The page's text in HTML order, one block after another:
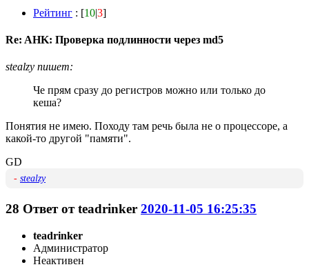
Рейтинг : [10|3]
Re: AHK: Проверка подлинности через md5
stealzy пишет:
Че прям сразу до регистров можно или только до
кеша?
Понятия не имею. Походу там речь была не о процессоре, а
какой-то другой "памяти".
GD
- stealzy
28 Ответ отteadrinker 2020-11-05 16:25:35
teadrinker
Администратор
Неактивен